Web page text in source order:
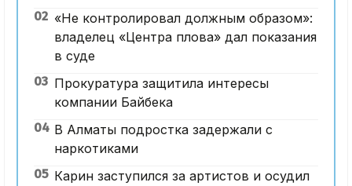
02 «Не контролировал должным образом»:
владелец «Центра плова» дал показания
в суде
03 Прокуратура защитила интересы
компании Байбека
04 В Алматы подростка задержали с
наркотиками
05 Карин заступился за артистов и осудил